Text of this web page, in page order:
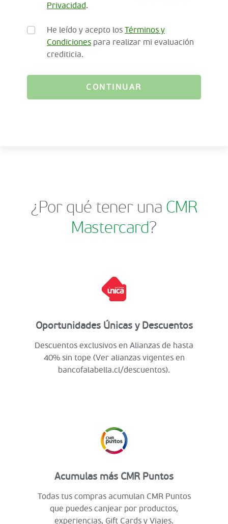
Privacidad.
He leído y acepto los Términos y
Condiciones para realizar mi evaluación
crediticia.
CONTINUAR
¿Por qué tener una CMR
Mastercard?
Oportunidades Únicas y Descuentos
Descuentos exclusivos en Alianzas de hasta
40% sin tope (Ver alianzas vigentes en
bancofalabella.cl/descuentos).
Acumulas más CMR Puntos
Todas tus compras acumulan CMR Puntos
que puedes canjear por productos,
experiencias, Gift Cards y Viajes.